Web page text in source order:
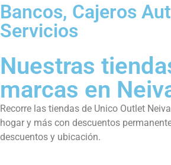
Bancos, Cajeros
Servicios
Nuestras
marcas en
Recorre las tiendas de Unico Outlet
hogar y más con descuentos
descuentos y ubicación.